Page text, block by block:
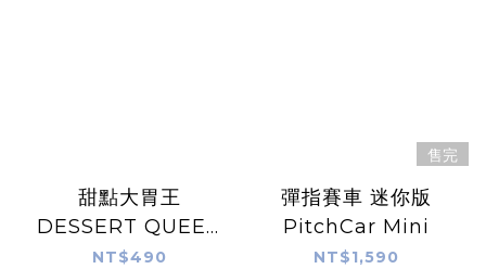
甜點大胃王
DESSERT QUEEN
繁體中文版
NT$490
售完
彈指賽車 迷你版
PitchCar Mini
NT$1,590